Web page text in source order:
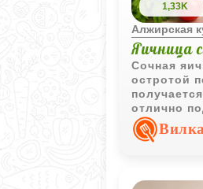
1,33K
Алжирская
Яичница
Сочная
остротой
отлично
лёгкогоВилка